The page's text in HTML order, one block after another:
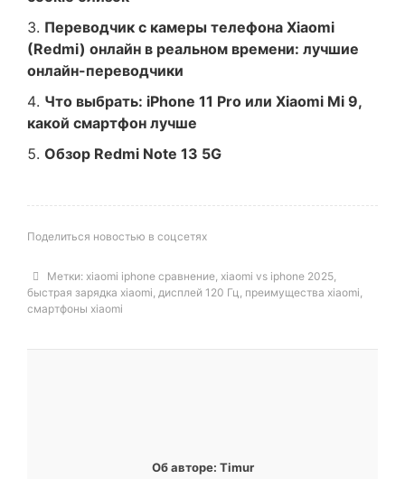
Переводчик с камеры телефона Xiaomi
(Redmi) онлайн в реальном времени: лучшие
онлайн-переводчики
Что выбрать: iPhone 11 Pro или Xiaomi Mi 9,
какой смартфон лучше
Обзор Redmi Note 13 5G
Поделиться новостью в соцсетях
Метки: xiaomi iphone сравнение, xiaomi vs iphone 2025,
быстрая зарядка xiaomi, дисплей 120 Гц, преимущества xiaomi,
смартфоны xiaomi
Об авторе: Timur